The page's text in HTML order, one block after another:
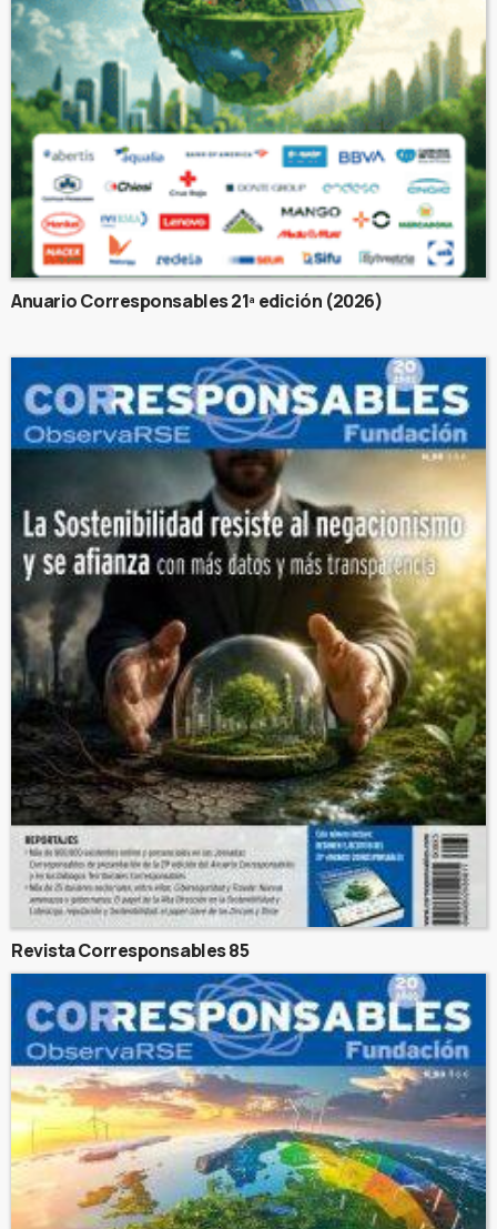
Anuario Corresponsables 21ª edición (2026)
Revista Corresponsables 85